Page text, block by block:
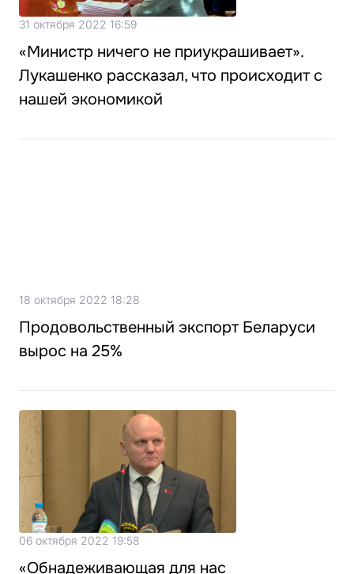
31 октября 2022 16:59
«Министр ничего не приукрашивает».
Лукашенко рассказал, что происходит с
нашей экономикой
18 октября 2022 18:28
Продовольственный экспорт Беларуси
вырос на 25%
06 октября 2022 19:58
«Обнадеживающая для нас